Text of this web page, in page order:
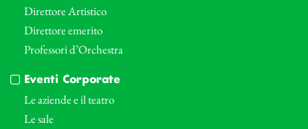
Direttore Artistico
Direttore emerito
Professori d’Orchestra
Eventi Corporate
Le aziende e il teatro
Le sale